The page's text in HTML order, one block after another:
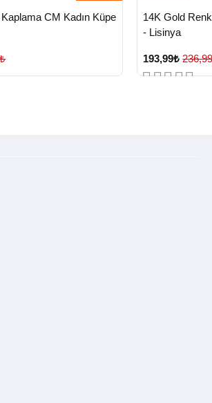
CM Kadın Küpe
14K Gold
- Lisinya
193,99₺